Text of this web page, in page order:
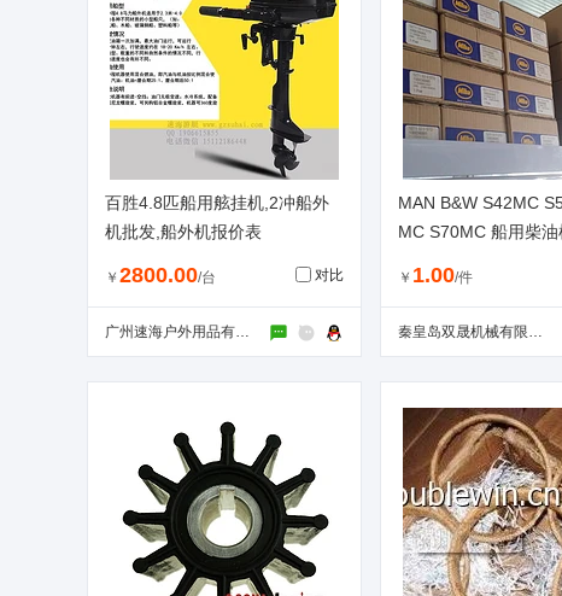
百胜4.8匹船用舷挂机,2冲船外
机批发,船外机报价表
￥ 2800.00/台 对比
广州速海户外用品有限公司
MAN B&W S42MC
MC S70MC 船用柴
￥ 1.00/件
秦皇岛双晟机械有限公司